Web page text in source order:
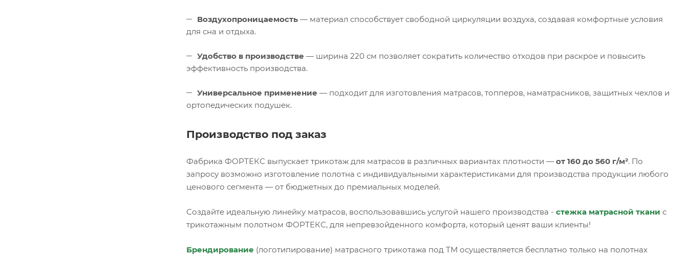
Воздухопроницаемость — материал способствует свободной циркуляции воздуха, создавая комфортные условия
для сна и отдыха.
Удобство в производстве — ширина 220 см позволяет сократить количество отходов при раскрое и повысить
эффективность производства.
Универсальное применение — подходит для изготовления матрасов, топперов, наматрасников, защитных чехлов и
ортопедических подушек.
Производство под заказ
Фабрика ФОРТЕКС выпускает трикотаж для матрасов в различных вариантах плотности — от 160 до 560 г/м². По
запросу возможно изготовление полотна с индивидуальными характеристиками для производства продукции любого
ценового сегмента — от бюджетных до премиальных моделей.
Создайте идеальную линейку матрасов, воспользовавшись услугой нашего производства - стежка матрасной ткани с
трикотажным полотном ФОРТЕКС, для непревзойденного комфорта, который ценят ваши клиенты!
Брендирование (логотипирование) матрасного трикотажа под ТМ осуществляется бесплатно только на полотнах